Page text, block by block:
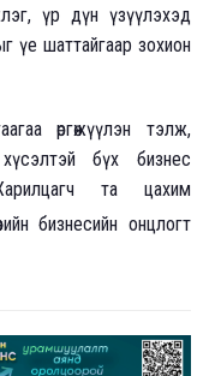
үр дүн үзүүлэхэд
үе шаттайгаар зохион
өргөжүүлэн тэлж,
хүсэлтэй бүх бизнес
та цахим
бизнесийн онцлогт